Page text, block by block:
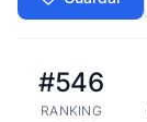
#546
RANKING